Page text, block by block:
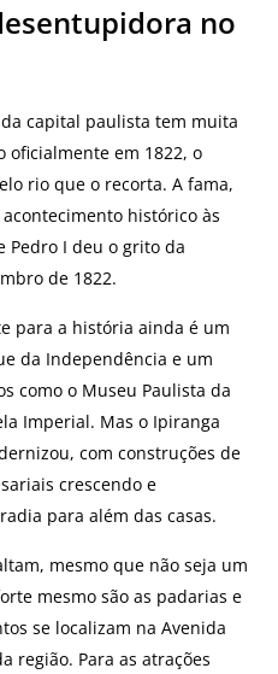
no
capital paulista tem muita
oficialmente em 1822, o
rio que o recorta. A fama,
histórico às
Pedro I deu o grito da
de 1822.
para a história ainda é um
da Independência e um
como o Museu Paulista da
Imperial. Mas o Ipiranga
com construções de
crescendo e
para além das casas.
mesmo que não seja um
mesmo são as padarias e
se localizam na Avenida
região. Para as atrações